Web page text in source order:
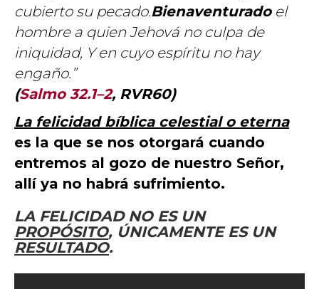
cubierto su pecado.Bienaventuradoel
hombre a quien Jehová no culpa de
iniquidad, Y en cuyo espíritu no hay
engaño. ”
(Salmo 32.1–2, RVR60)
La felicidad bíblica celestial o eterna
es la que se nos otorgará cuando
entremos al gozo de nuestro Señor,
allí ya no habrá sufrimiento.
LA FELICIDAD NO ES UN
PROPÓSITO, ÚNICAMENTE ES UN
RESULTADO.